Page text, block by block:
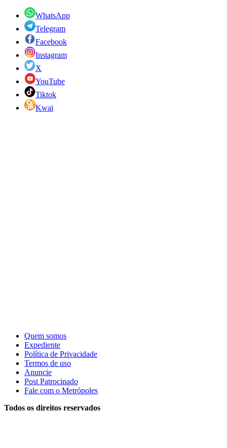
WhatsApp
Telegram
Facebook
Instagram
X
YouTube
Tiktok
Kwai
Quem somos
Expediente
Política de Privacidade
Termos de uso
Anuncie
Post Patrocinado
Fale com o Metrópoles
Todos os direitos reservados